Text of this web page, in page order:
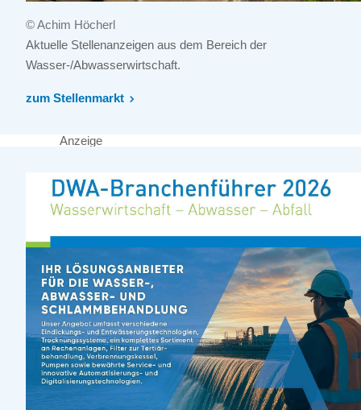
© Achim Höcherl
Aktuelle Stellenanzeigen aus dem Bereich der
Wasser-/Abwasserwirtschaft.
zum Stellenmarkt
Anzeige